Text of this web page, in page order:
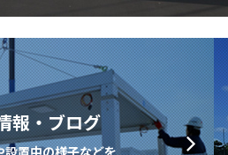
報・ブログ